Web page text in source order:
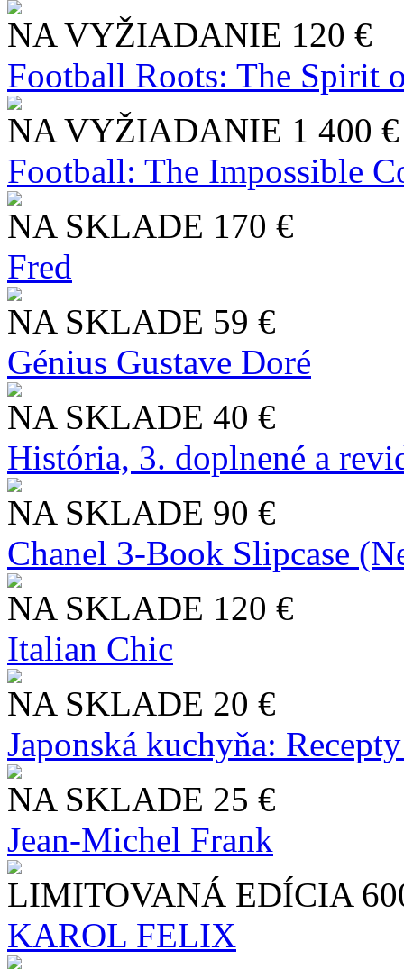
NA VYŽIADANIE 120 €
Football Roots: The Spirit
NA VYŽIADANIE 1 400 €
Football: The Impossible
NA SKLADE 170 €
Fred
NA SKLADE 59 €
Génius Gustave Doré
NA SKLADE 40 €
História, 3. doplnené a
NA SKLADE 90 €
Chanel 3-Book Slipcase
NA SKLADE 120 €
Italian Chic
NA SKLADE 20 €
Japonská kuchyňa:
NA SKLADE 25 €
Jean-Michel Frank
LIMITOVANÁ EDÍCIA
KAROL FELIX